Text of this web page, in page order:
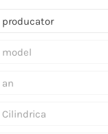
producator
model